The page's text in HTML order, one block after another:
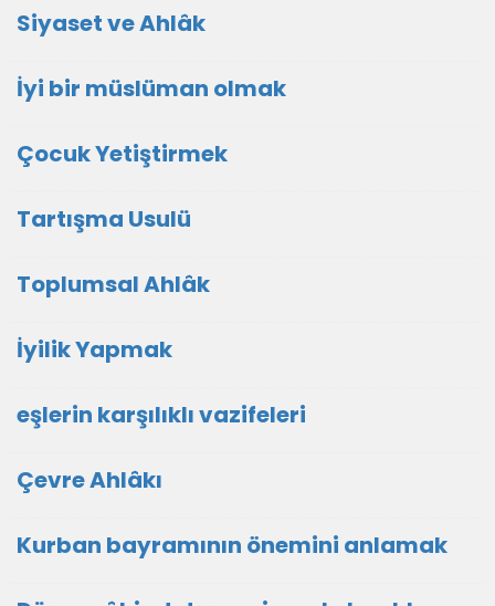
Siyaset ve Ahlâk
İyi bir müslüman olmak
Çocuk Yetiştirmek
Tartışma Usulü
Toplumsal Ahlâk
İyilik Yapmak
eşlerin karşılıklı vazifeleri
Çevre Ahlâkı
Kurban bayramının önemini anlamak